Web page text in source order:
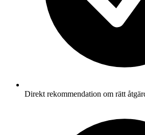
Direkt rekommendation om rätt